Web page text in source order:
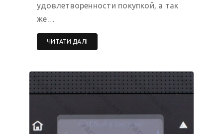
удовлетворенности покупкой, а так
же…
ЧИТАТИ ДАЛІ